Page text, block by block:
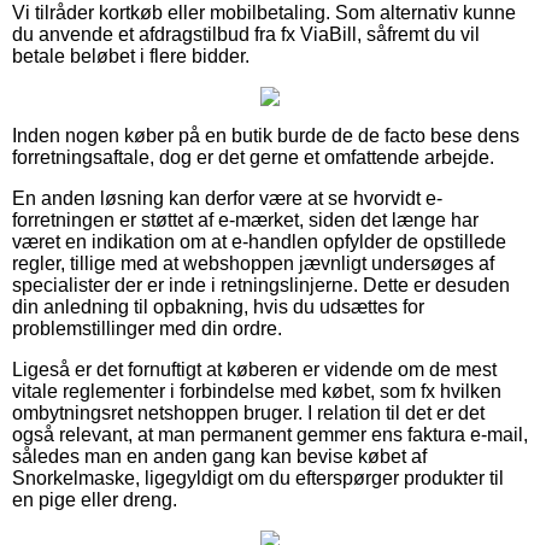
Vi tilråder kortkøb eller mobilbetaling. Som alternativ kunne
du anvende et afdragstilbud fra fx ViaBill, såfremt du vil
betale beløbet i flere bidder.
Inden nogen køber på en butik burde de de facto bese dens
forretningsaftale, dog er det gerne et omfattende arbejde.
En anden løsning kan derfor være at se hvorvidt e-
forretningen er støttet af e-mærket, siden det længe har
været en indikation om at e-handlen opfylder de opstillede
regler, tillige med at webshoppen jævnligt undersøges af
specialister der er inde i retningslinjerne. Dette er desuden
din anledning til opbakning, hvis du udsættes for
problemstillinger med din ordre.
Ligeså er det fornuftigt at køberen er vidende om de mest
vitale reglementer i forbindelse med købet, som fx hvilken
ombytningsret netshoppen bruger. I relation til det er det
også relevant, at man permanent gemmer ens faktura e-mail,
således man en anden gang kan bevise købet af
Snorkelmaske, ligegyldigt om du efterspørger produkter til
en pige eller dreng.